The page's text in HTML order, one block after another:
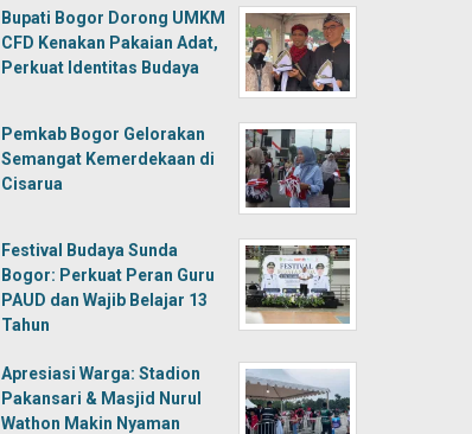
Bupati Bogor Dorong UMKM
CFD Kenakan Pakaian Adat,
Perkuat Identitas Budaya
Pemkab Bogor Gelorakan
Semangat Kemerdekaan di
Cisarua
Festival Budaya Sunda
Bogor: Perkuat Peran Guru
PAUD dan Wajib Belajar 13
Tahun
Apresiasi Warga: Stadion
Pakansari & Masjid Nurul
Wathon Makin Nyaman